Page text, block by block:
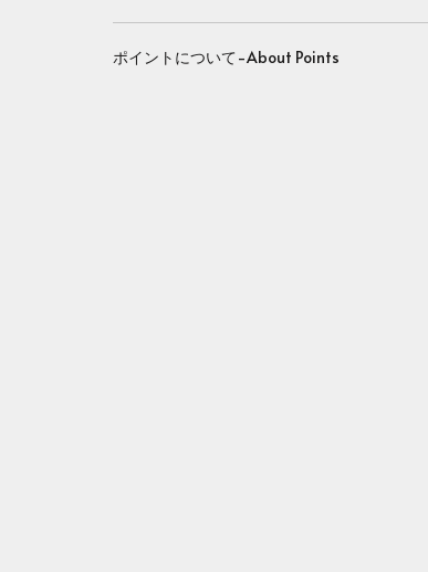
ポイントについて-About Points